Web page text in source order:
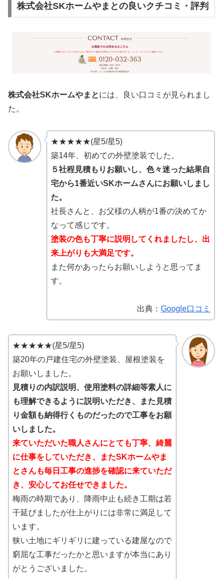
株式会社SKホームやまとの良いクチコミ・評判
株式会社SKホームやまとには、良い口コミが見られまし
た。
★★★★★(星5/星5)
築14年、初めての外壁塗装でした。
５社程見積もりお願いし、色々迷った結果自
宅から1番近いSKホームさんにお願いしまし
た。
社長さんと、お父様の人柄が1番の決めてか
なって感じです。
塗装の色も丁寧に説明してくれましたし、出
来上がりも大満足です。
また何かあったらお願いしようと思ってま
す。
出典： Google口コミ
★★★★★(星5/星5)
築20年の戸建住宅の外壁塗装、屋根塗装を
お願いしました。
見積りの内訳説明、使用塗料の詳細等素人に
も理解できるように説明いただき、また見積
り金額も納得行くものだったので工事をお願
いしました。
来ていただいた職人さんにとても丁寧、綺麗
に仕事をしていただき、またSKホームやま
とさんも毎日工事の進捗を確認に来ていただ
き、安心してお任せできました。
梅雨の時期であり、降雨中止も続き工期は若
干延びましたが仕上がりには非常に満足して
います。
狭い土地にギリギリに建っている建屋なので
窮屈な工事だったかと思いますが本当にあり
がとうございました。